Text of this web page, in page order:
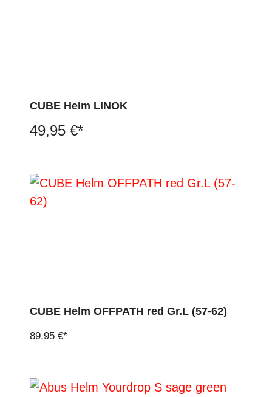
CUBE Helm LINOK
49,95 €*
CUBE Helm OFFPATH red Gr.L (57-62)
89,95 €*